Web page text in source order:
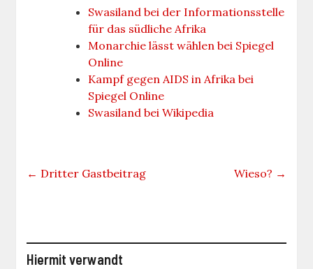
Swasiland bei der Informationsstelle
für das südliche Afrika
Monarchie lässt wählen bei Spiegel
Online
Kampf gegen AIDS in Afrika bei
Spiegel Online
Swasiland bei Wikipedia
← Dritter Gastbeitrag Wieso? →
Hiermit verwandt